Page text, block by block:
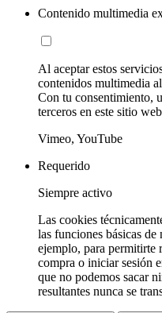
Contenido multimedia
Al aceptar estos
contenidos multimedia
Con tu consentimiento,
terceros en este sitio
Vimeo, YouTube
Requerido
Siempre activo
Las cookies
las funciones básicas
ejemplo, para permitirte
compra o iniciar sesión
que no podemos sacar
resultantes nunca se